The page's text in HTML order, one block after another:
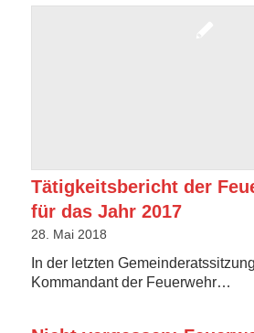
Tätigkeitsbericht der
für das Jahr 2017
28. Mai 2018
In der letzten
Kommandant der Feuerwehr…